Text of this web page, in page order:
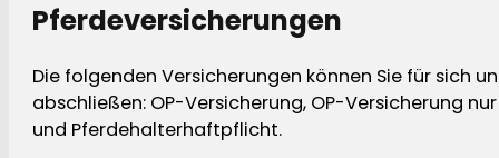
Pferdeversicherungen
Die folgenden Versicherungen können Sie für sich
abschließen: OP-Versicherung, OP-Versicherung
und Pferdehalterhaftpflicht.